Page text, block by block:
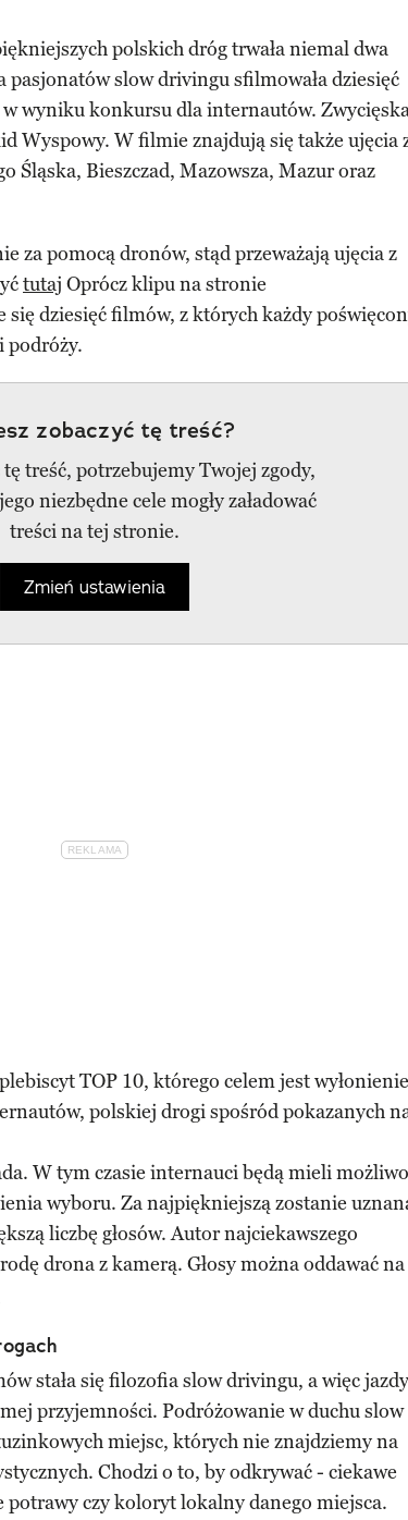
polskich dróg trwała niemal dwa
pasjonatów slow drivingu sfilmowała dziesięć
wyniku konkursu dla internautów.
Wyspowy. W filmie znajdują się także ujęcia
Śląska, Bieszczad, Mazowsza, Mazur oraz
za pomocą dronów, stąd przeważają ujęcia z
tutaj Oprócz klipu na stronie
się dziesięć filmów, z których każdy
podróży.
zobaczyć tę treść?
treść, potrzebujemy Twojej zgody,
niezbędne cele mogły załadować
treści na tej stronie.
Zmień ustawienia
TOP 10, którego celem jest wyłonienie
polskiej drogi spośród pokazanych
W tym czasie internauci będą mieli
wyboru. Za najpiękniejszą zostanie
liczbę głosów. Autor najciekawszego
drona z kamerą. Głosy można oddawać na
stała się filozofia slow drivingu, a więc jazdy
przyjemności. Podróżowanie w duchu slow
miejsc, których nie znajdziemy na
Chodzi o to, by odkrywać - ciekawe
czy koloryt lokalny danego miejsca.